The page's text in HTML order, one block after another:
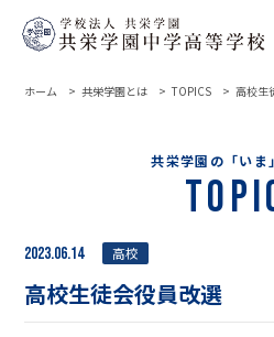
ホーム 共栄学園とは TOPICS 高校生
共栄学園の「いま
2023.06.14 高校
高校生徒会役員改選